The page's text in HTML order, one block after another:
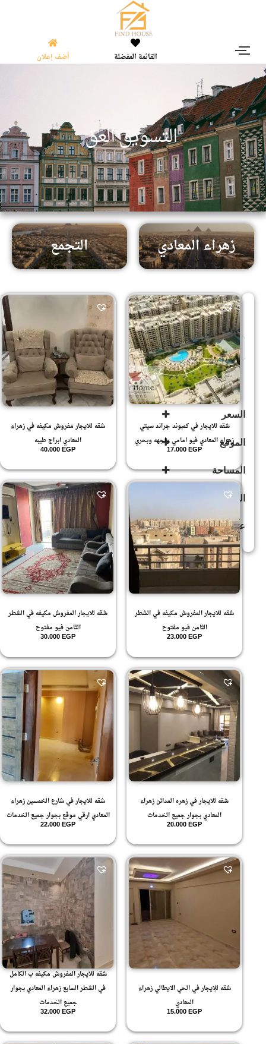
القائمة المفضلة أضف إعلان
التسويقالعقارى |
زهراء المعادي التجمع
Sort Products
للإيجار (268)
للبيع (503)
السعر
الموقع
زهراء
زهراء
غير مصنف
المساحة
الدور
.2
.3
.4
.5
.7
11
ارضي
ارضي مرتفع
عدد الحمامات
2
شقه للايجار في كمبوند جراند سيتي
زهراء المعادي فيو امامي واجهه وبحري
17.000EGP
شقه للايجار مفروش مكيفه في زهراء
المعادي ابراج طيبه
40.000EGP
شقه للايجار المفروش مكيفه في الشطر
الثامن فيو مفتوح
23.000EGP
شقه للايجار المفروش مكيفه في الشطر
الثامن فيو مفتوح
30.000EGP
شقه للايجار في زهره المدائن زهراء
المعادي بجوار جميع الخدمات
20.000EGP
شقه للايجار في شارع الخمسين زهراء
المعادي ارقي موقع بجوار جميع الخدمات
22.000EGP
شقه للإيجار في الحي الايطالي زهراء
المعادي
15.000EGP
شقه للايجار المفروش مكيفه ب الكامل
في الشطر السابع زهراء المعادي بجوار
جميع الخدمات
32.000EGP